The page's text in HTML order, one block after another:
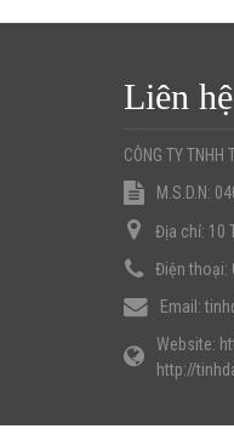
Liên
CÔNG TY TNHH
M.S.D.N:
Địa chỉ: 10
Điện thoại:
Email:
Website:
http://